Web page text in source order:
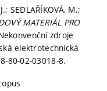
SEDLAŘÍKOVÁ, M.;
MATERIÁL PRO
zdroje
elektrotechnická
80-02-03018-8.